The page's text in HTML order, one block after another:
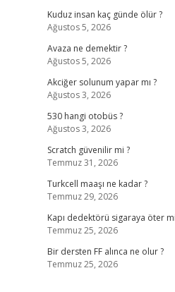
Kuduz insan kaç günde ölür ?
Ağustos 5, 2026
Avaza ne demektir ?
Ağustos 5, 2026
Akciğer solunum yapar mı ?
Ağustos 3, 2026
530 hangi otobüs ?
Ağustos 3, 2026
Scratch güvenilir mi ?
Temmuz 31, 2026
Turkcell maaşı ne kadar ?
Temmuz 29, 2026
Kapı dedektörü sigaraya öter
Temmuz 25, 2026
Bir dersten FF alınca ne olur ?
Temmuz 25, 2026